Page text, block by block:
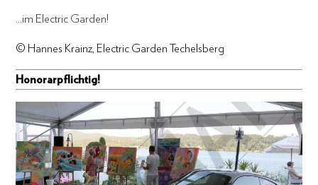
...im Electric Garden!
© Hannes Krainz, Electric Garden Techelsberg
Honorarpflichtig!